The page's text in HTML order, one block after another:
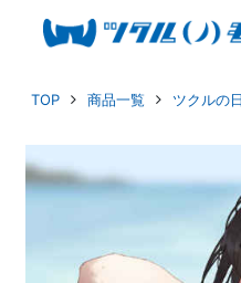
TOP 商品一覧 ツクルの日